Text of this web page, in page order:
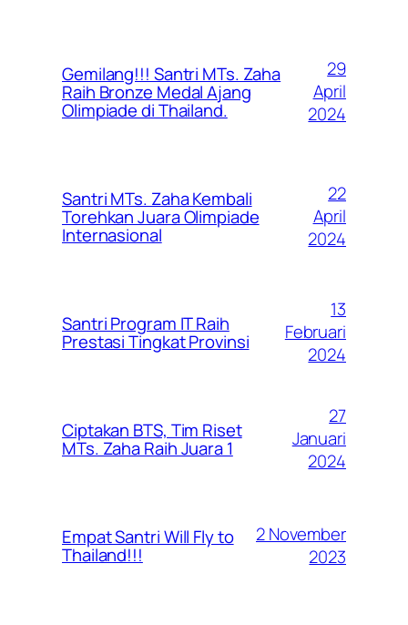
Gemilang!!! Santri MTs. Zaha
Raih Bronze Medal Ajang
Olimpiade di Thailand.
29
April
2024
Santri MTs. Zaha Kembali
Torehkan Juara Olimpiade
Internasional
22
April
2024
Santri Program IT Raih
Prestasi Tingkat Provinsi
13
Februari
2024
Ciptakan BTS, Tim Riset
MTs. Zaha Raih Juara 1
27
Januari
2024
Empat Santri Will Fly to
Thailand!!!
2 November
2023